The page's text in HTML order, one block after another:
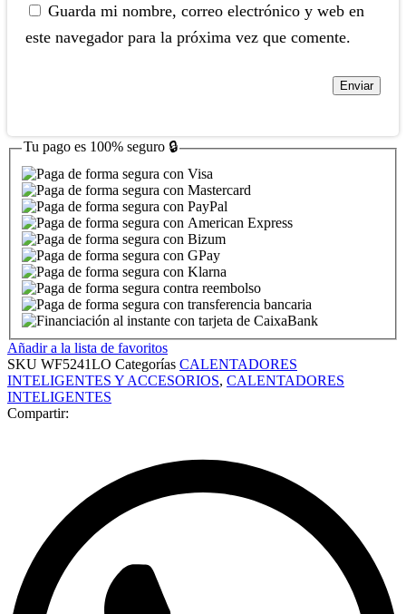
Guarda mi nombre, correo electrónico y web en
este navegador para la próxima vez que comente.
Tu pago es 100% seguro 🔒
Añadir a la lista de favoritos
SKU WF5241LO Categorías CALENTADORES
INTELIGENTES Y ACCESORIOS, CALENTADORES
INTELIGENTES
Compartir: